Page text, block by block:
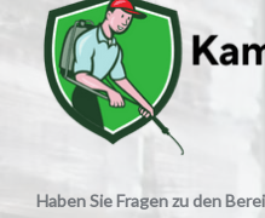
Haben Sie Fragen zu den